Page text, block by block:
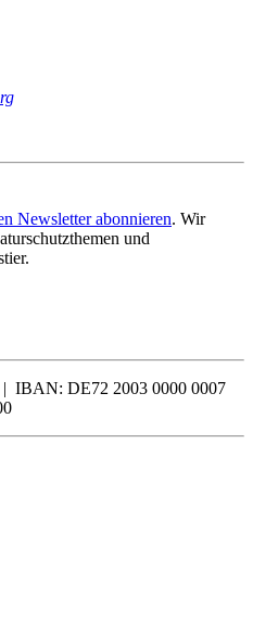
Newsletter abonnieren. Wir
und
| IBAN: DE72 2003 0000 0007